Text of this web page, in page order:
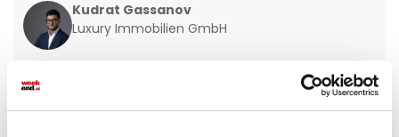
Kudrat Gassanov
Luxury Immobilien GmbH